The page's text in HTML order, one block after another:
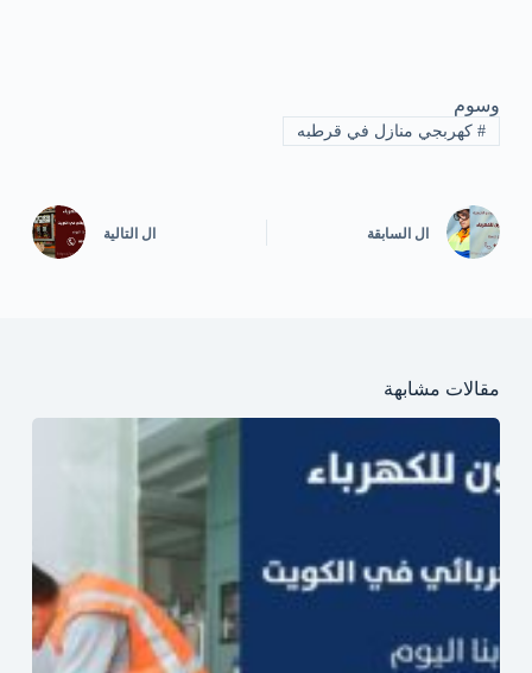
وسوم
#كهربجي منازل في قرطبه
ال السابقة ال التالية
مقالات مشابهة